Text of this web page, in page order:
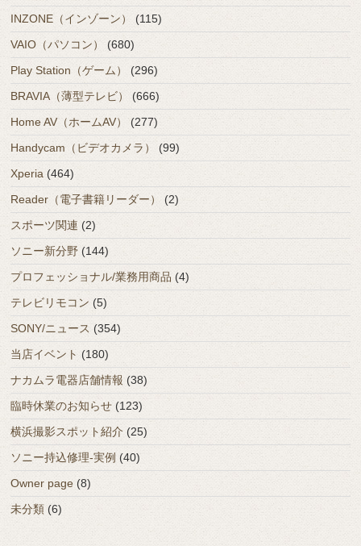
INZONE（インゾーン）
(115)
VAIO（パソコン）
(680)
Play Station（ゲーム）
(296)
BRAVIA（薄型テレビ）
(666)
Home AV（ホームAV）
(277)
Handycam（ビデオカメラ）
(99)
Xperia (464)
Reader（電子書籍リーダー）
(2)
スポーツ関連 (2)
ソニー新分野 (144)
プロフェッショナル/業務用商品 (4)
テレビリモコン (5)
SONY/ニュース (354)
当店イベント (180)
ナカムラ電器店舗情報 (38)
臨時休業のお知らせ (123)
横浜撮影スポット紹介 (25)
ソニー持込修理-実例 (40)
Owner page (8)
未分類 (6)